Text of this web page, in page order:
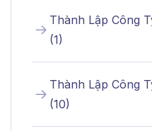
Thành Lập Công
(1)
Thành Lập Công
(10)